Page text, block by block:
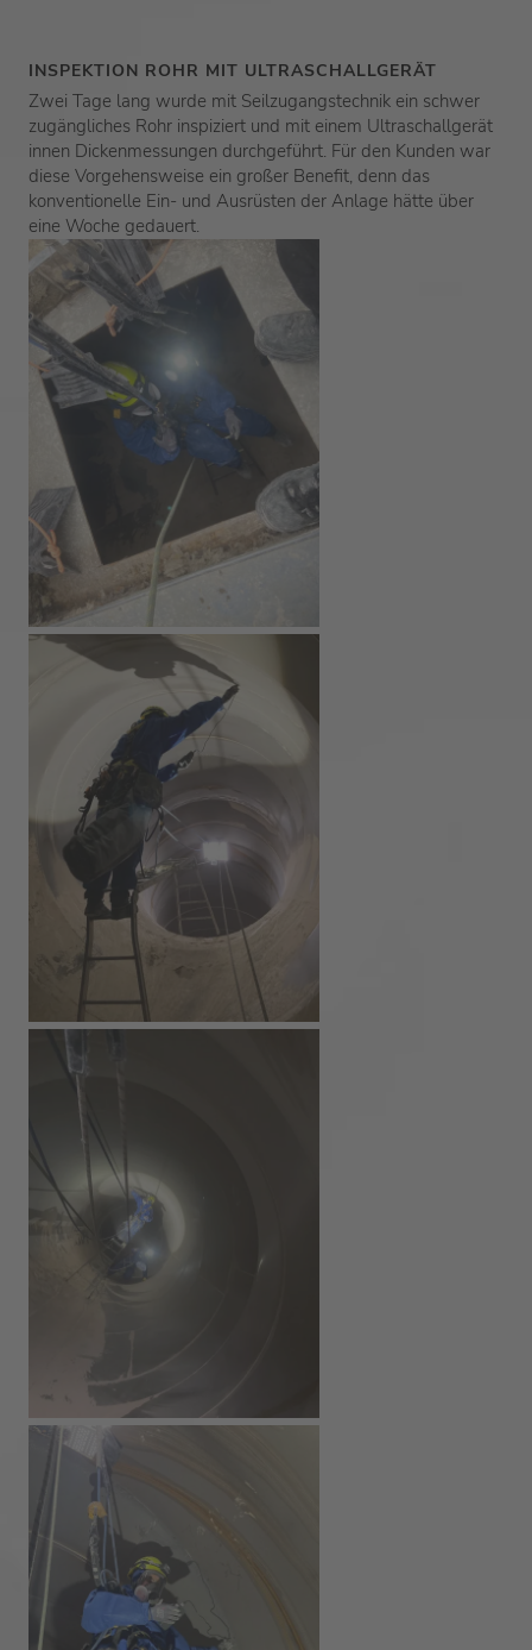
Akzeptieren
powered byUsercentrics Consent
Management Platform&eRecht24
INSPEKTION ROHR MIT ULTRASCHALLGERÄT
Zwei Tage lang wurde mit Seilzugangstechnik ein schwer
zugängliches Rohr inspiziert und mit einem Ultraschallgerät
innen Dickenmessungen durchgeführt. Für den Kunden war
diese Vorgehensweise ein großer Benefit, denn das
konventionelle Ein- und Ausrüsten der Anlage hätte über
eine Woche gedauert.